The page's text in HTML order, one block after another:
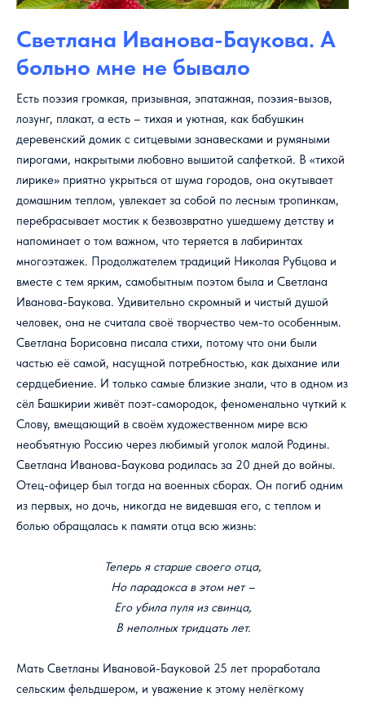
Светлана Иванова-Баукова. А
больно мне не бывало
Есть поэзия громкая, призывная, эпатажная, поэзия-вызов,
лозунг, плакат, а есть – тихая и уютная, как бабушкин
деревенский домик с ситцевыми занавесками и румяными
пирогами, накрытыми любовно вышитой салфеткой. В «тихой
лирике» приятно укрыться от шума городов, она окутывает
домашним теплом, увлекает за собой по лесным тропинкам,
перебрасывает мостик к безвозвратно ушедшему детству и
напоминает о том важном, что теряется в лабиринтах
многоэтажек. Продолжателем традиций Николая Рубцова и
вместе с тем ярким, самобытным поэтом была и Светлана
Иванова-Баукова. Удивительно скромный и чистый душой
человек, она не считала своё творчество чем-то особенным.
Светлана Борисовна писала стихи, потому что они были
частью её самой, насущной потребностью, как дыхание или
сердцебиение. И только самые близкие знали, что в одном из
сёл Башкирии живёт поэт-самородок, феноменально чуткий к
Слову, вмещающий в своём художественном мире всю
необъятную Россию через любимый уголок малой Родины.
Светлана Иванова-Баукова родилась за 20 дней до войны.
Отец-офицер был тогда на военных сборах. Он погиб одним
из первых, но дочь, никогда не видевшая его, с теплом и
болью обращалась к памяти отца всю жизнь:
Теперь я старше своего отца,
Но парадокса в этом нет –
Его убила пуля из свинца,
В неполных тридцать лет.
Мать Светланы Ивановой-Бауковой 25 лет проработала
сельским фельдшером, и уважение к этому нелёгкому